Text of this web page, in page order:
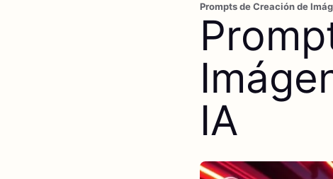
Prompts de Creación de
IA